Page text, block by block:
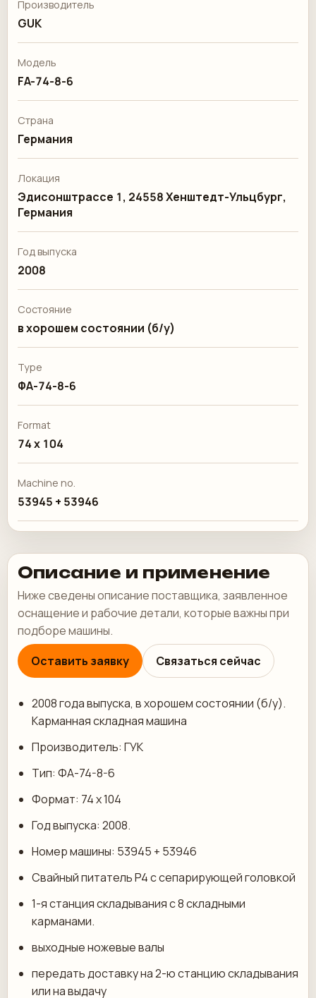
Производитель
GUK
Модель
FA-74-8-6
Страна
Германия
Локация
Эдисонштрассе 1, 24558 Хенштедт-Ульцбург,
Германия
Год выпуска
2008
Состояние
в хорошем состоянии (б/у)
Type
ФА-74-8-6
Format
74 x 104
Machine no.
53945 + 53946
Описание и применение
Ниже сведены описание поставщика, заявленное
оснащение и рабочие детали, которые важны при
подборе машины.
Оставить заявку
Связаться сейчас
2008 года выпуска, в хорошем состоянии (б/у).
Карманная складная машина
Производитель: ГУК
Тип: ФА-74-8-6
Формат: 74 х 104
Год выпуска: 2008.
Номер машины: 53945 + 53946
Свайный питатель P4 с сепарирующей головкой
1-я станция складывания с 8 складными
карманами.
выходные ножевые валы
передать доставку на 2-ю станцию складывания
или на выдачу